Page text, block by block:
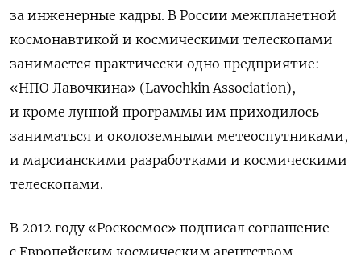
за инженерные кадры. В России межпланетной
космонавтикой и космическими телескопами
занимается практически одно предприятие:
«НПО Лавочкина» (Lavochkin Association),
и кроме лунной программы им приходилось
заниматься и околоземными метеоспутниками,
и марсианскими разработками и космическими
телескопами.
В 2012 году «Роскосмос» подписал соглашение
с Европейским космическим агентством